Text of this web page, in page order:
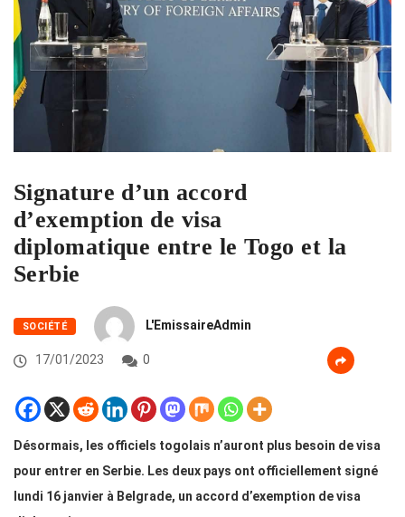
Signature d’un accord
d’exemption de visa
diplomatique entre le Togo et la
Serbie
SOCIÉTÉ L'EmissaireAdmin
17/01/2023 0
Désormais, les officiels togolais n’auront plus besoin de visa
pour entrer en Serbie. Les deux pays ont officiellement signé
lundi 16 janvier à Belgrade, un accord d’exemption de visa